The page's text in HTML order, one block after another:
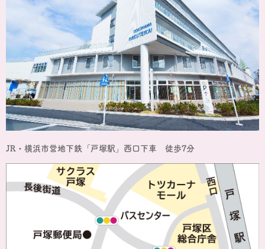
JR・横浜市営地下鉄「戸塚駅」西口下車 徒歩7分